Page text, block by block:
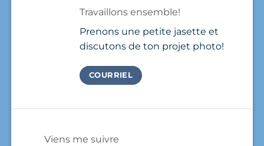
and
it.
Photo
Travaillons ensemble!
Prenons une petite jasette et
discutons de ton projet photo!
COURRIEL
Viens me suivre